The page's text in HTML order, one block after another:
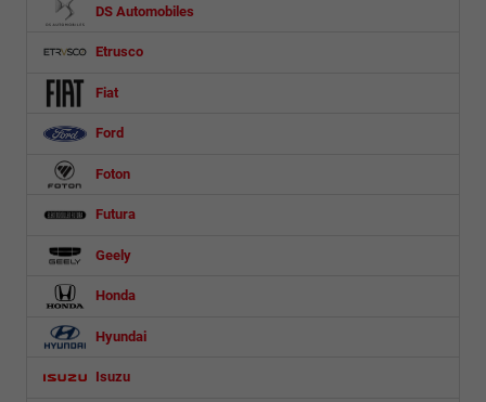
DS Automobiles
Etrusco
Fiat
Ford
Foton
Futura
Geely
Honda
Hyundai
Isuzu